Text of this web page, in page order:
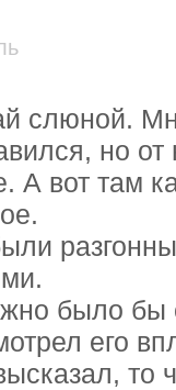
слюной.
но от
А вот там
было бы
его
то